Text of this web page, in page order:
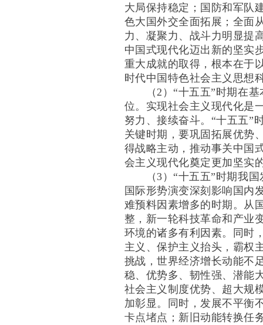
大局保持稳定；国防和军队
色大国外交全面拓展；全面
力、凝聚力、战斗力明显提
中国式现代化迈出新的坚实
重大成就的取得，根本在于
时代中国特色社会主义思想
（2）“十五五”时期在基
位。实现社会主义现代化是
努力、接续奋斗。“十五五”
关键时期，要巩固拓展优势
得战略主动，推动事关中国
会主义现代化奠定更加坚实
（3）“十五五”时期我国
国际形势演变深刻影响国内
难预料因素增多的时期。从
整，新一轮科技革命和产业
环境的诸多有利因素。同时
主义、保护主义抬头，霸权
挑战，世界经济增长动能不
稳、优势多、韧性强、潜能
社会主义制度优势、超大规
加彰显。同时，发展不平衡
卡点堵点；新旧动能转换任